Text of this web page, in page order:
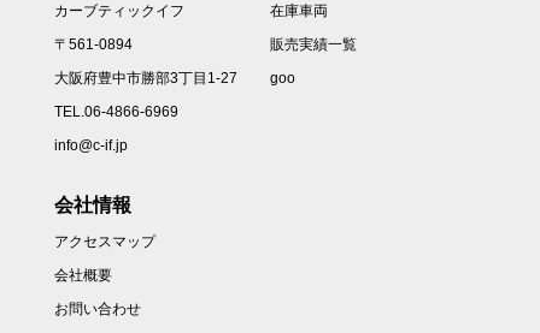
カーブティックイフ
〒561-0894
大阪府豊中市勝部3丁目1-27
TEL.06-4866-6969
info@c-if.jp
在庫車両
販売実績一覧
goo
会社情報
アクセスマップ
会社概要
お問い合わせ